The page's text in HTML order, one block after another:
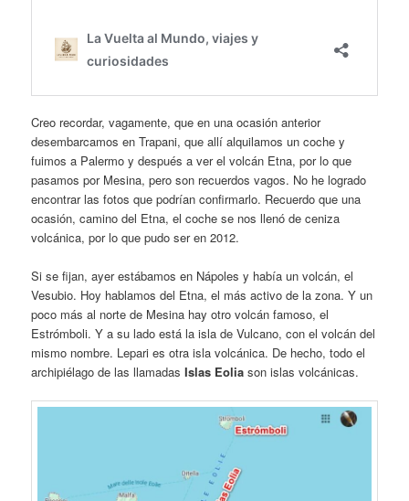
Creo recordar, vagamente, que en una ocasión anterior
desembarcamos en Trapani, que allí alquilamos un coche y
fuimos a Palermo y después a ver el volcán Etna, por lo que
pasamos por Mesina, pero son recuerdos vagos. No he logrado
encontrar las fotos que podrían confirmarlo. Recuerdo que una
ocasión, camino del Etna, el coche se nos llenó de ceniza
volcánica, por lo que pudo ser en 2012.
Si se fijan, ayer estábamos en Nápoles y había un volcán, el
Vesubio. Hoy hablamos del Etna, el más activo de la zona. Y un
poco más al norte de Mesina hay otro volcán famoso, el
Estrómboli. Y a su lado está la isla de Vulcano, con el volcán del
mismo nombre. Lepari es otra isla volcánica. De hecho, todo el
archipiélago de las llamadasIslas Eolia son islas volcánicas.